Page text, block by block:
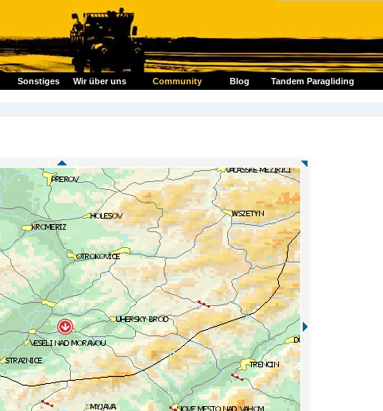
Sonstiges Wir über uns Community Blog Tandem Paragliding